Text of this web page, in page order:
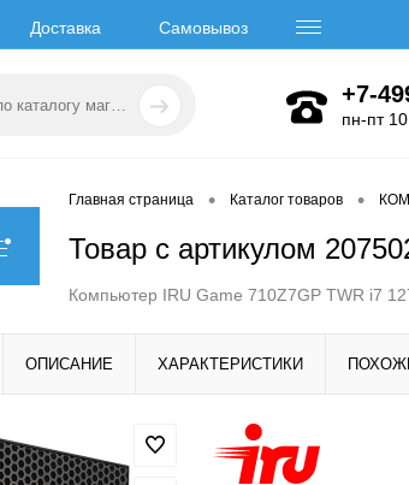
Доставка Самовывоз
+7-
пн-пт
Главная страница • Каталог товаров •
Товар с артикулом
Компьютер IRU Game 710Z7GP TWR i7
ОПИСАНИЕ ХАРАКТЕРИСТИКИ